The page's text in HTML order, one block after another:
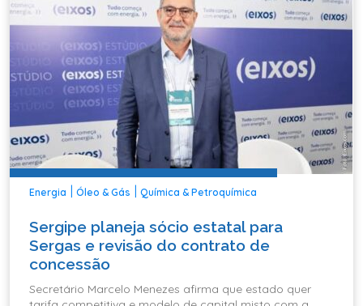
Energia Óleo & Gás Química & Petroquímica
Sergipe planeja sócio estatal para
Sergas e revisão do contrato de
concessão
Secretário Marcelo Menezes afirma que estado quer